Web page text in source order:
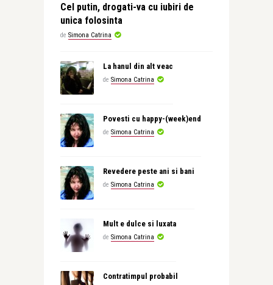
Cel putin, drogati-va cu iubiri de
unica folosinta
de Simona Catrina
La hanul din alt veac
de Simona Catrina
Povesti cu happy-(week)end
de Simona Catrina
Revedere peste ani si bani
de Simona Catrina
Mult e dulce si luxata
de Simona Catrina
Contratimpul probabil